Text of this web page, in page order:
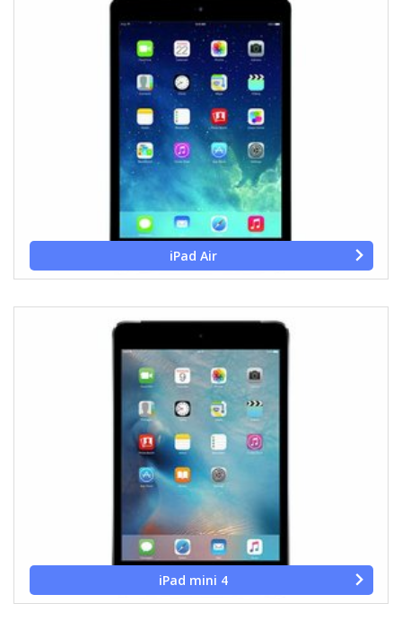
iPad Air
iPad mini 4